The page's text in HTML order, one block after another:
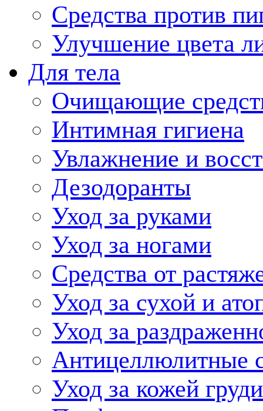
Средства против
Улучшение цвета
Для тела
Очищающие
Интимная гигиена
Увлажнение и
Дезодоранты
Уход за руками
Уход за ногами
Средства от
Уход за сухой и
Уход за
Антицеллюлитные
Уход за кожей